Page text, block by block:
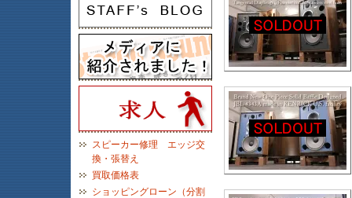
スピーカー修理 エッジ交
換・張替え
買取価格表
ショッピングローン（分割